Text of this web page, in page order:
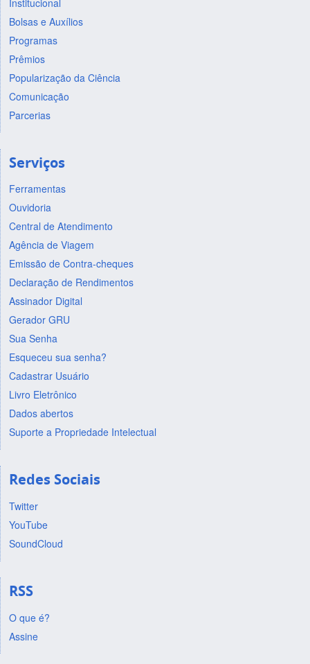
Bolsas e Auxílios
Programas
Prêmios
Popularização da Ciência
Comunicação
Parcerias
Serviços
Ferramentas
Ouvidoria
Central de Atendimento
Agência de Viagem
Emissão de Contra-cheques
Declaração de Rendimentos
Assinador Digital
Gerador GRU
Sua Senha
Esqueceu sua senha?
Cadastrar Usuário
Livro Eletrônico
Dados abertos
Suporte a Propriedade Intelectual
Redes Sociais
Twitter
YouTube
SoundCloud
RSS
O que é?
Assine